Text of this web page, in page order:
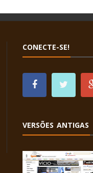
CONECTE-SE!
VERSÕES ANTIGAS